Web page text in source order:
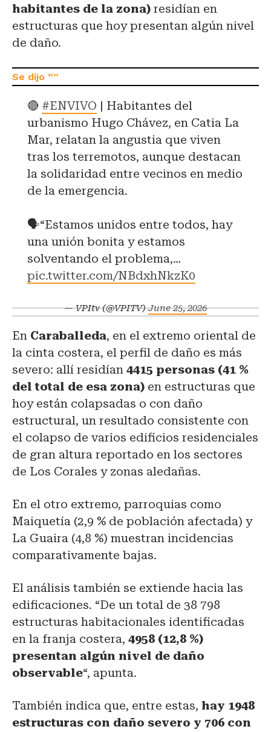
habitantes de la zona) residían en
estructuras que hoy presentan algún nivel
de daño.
🔴 #ENVIVO | Habitantes del
urbanismo Hugo Chávez, en Catia La
Mar, relatan la angustia que viven
tras los terremotos, aunque destacan
la solidaridad entre vecinos en medio
de la emergencia.
🗣️“Estamos unidos entre todos, hay
una unión bonita y estamos
solventando el problema,…
pic.twitter.com/NBdxhNkzK0
— VPItv (@VPITV)June 25, 2026
En Caraballeda, en el extremo oriental de
la cinta costera, el perfil de daño es más
severo: allí residían 4415 personas (41 %
del total de esa zona) en estructuras que
hoy están colapsadas o con daño
estructural, un resultado consistente con
el colapso de varios edificios residenciales
de gran altura reportado en los sectores
de Los Corales y zonas aledañas.
En el otro extremo, parroquias como
Maiquetía (2,9 % de población afectada) y
La Guaira (4,8 %) muestran incidencias
comparativamente bajas.
El análisis también se extiende hacia las
edificaciones. “De un total de 38 798
estructuras habitacionales identificadas
en la franja costera, 4958 (12,8 %)
presentan algún nivel de daño
observable“, apunta.
También indica que, entre estas, hay 1948
estructuras con daño severo y 706 con